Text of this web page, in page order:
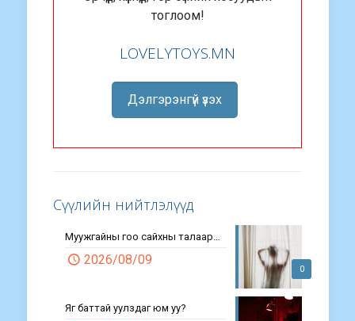
тоглоом!
LOVELYTOYS.MN
Дэлгэрэнгүй үзэх
Сүүлийн нийтлэлүүд
0
Муужгайны гоо сайхны талаар…
2026/08/09
Яг баттай уулздаг юм уу?